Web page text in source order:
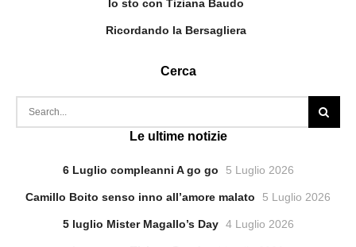
Io sto con Tiziana Baudo
Ricordando la Bersagliera
Cerca
Le ultime notizie
6 Luglio compleanni A go go 5 Luglio 2026
Camillo Boito senso inno all’amore malato 5 Luglio 2026
5 luglio Mister Magallo’s Day 4 Luglio 2026